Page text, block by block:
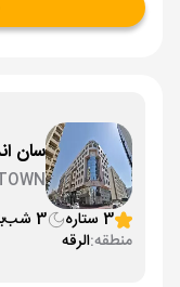
سان
3 ستاره
3 شب
منطقه:الرقه